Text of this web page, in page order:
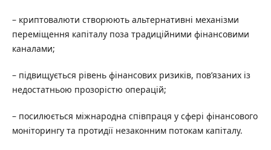
– криптовалюти створюють альтернативні механізми
переміщення капіталу поза традиційними фінансовими
каналами;
– підвищується рівень фінансових ризиків, пов’язаних із
недостатньою прозорістю операцій;
– посилюється міжнародна співпраця у сфері фінансового
моніторингу та протидії незаконним потокам капіталу.